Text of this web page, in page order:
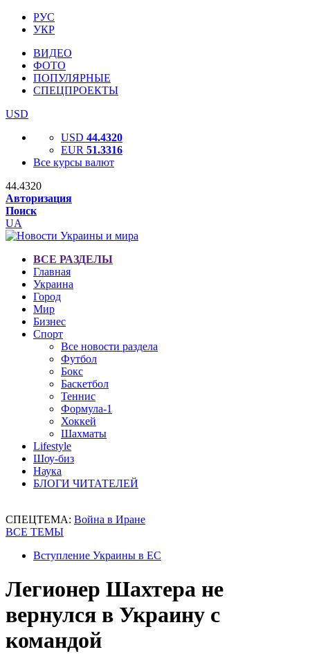
РУС
УКР
ВИДЕО
ФОТО
ПОПУЛЯРНЫЕ
СПЕЦПРОЕКТЫ
USD
USD 44.4320
EUR 51.3316
Все курсы валют
44.4320
Авторизация
Поиск
UA
ВСЕ РАЗДЕЛЫ
Главная
Украина
Город
Мир
Бизнес
Спорт
Все новости раздела
Футбол
Бокс
Баскетбол
Теннис
Формула-1
Хоккей
Шахматы
Lifestyle
Шоу-биз
Наука
БЛОГИ ЧИТАТЕЛЕЙ
СПЕЦТЕМА: Война в Иране
ВСЕ ТЕМЫ
Вступление Украины в ЕС
Легионер Шахтера не
вернулся в Украину с
командой